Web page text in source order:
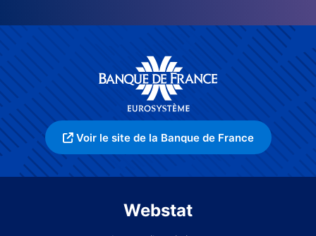
Voir le site de la Banque de France
Webstat